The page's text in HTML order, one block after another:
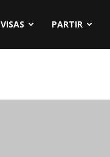
VISAS PARTIR